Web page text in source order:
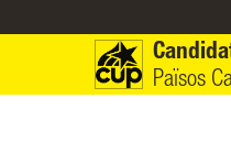
Països